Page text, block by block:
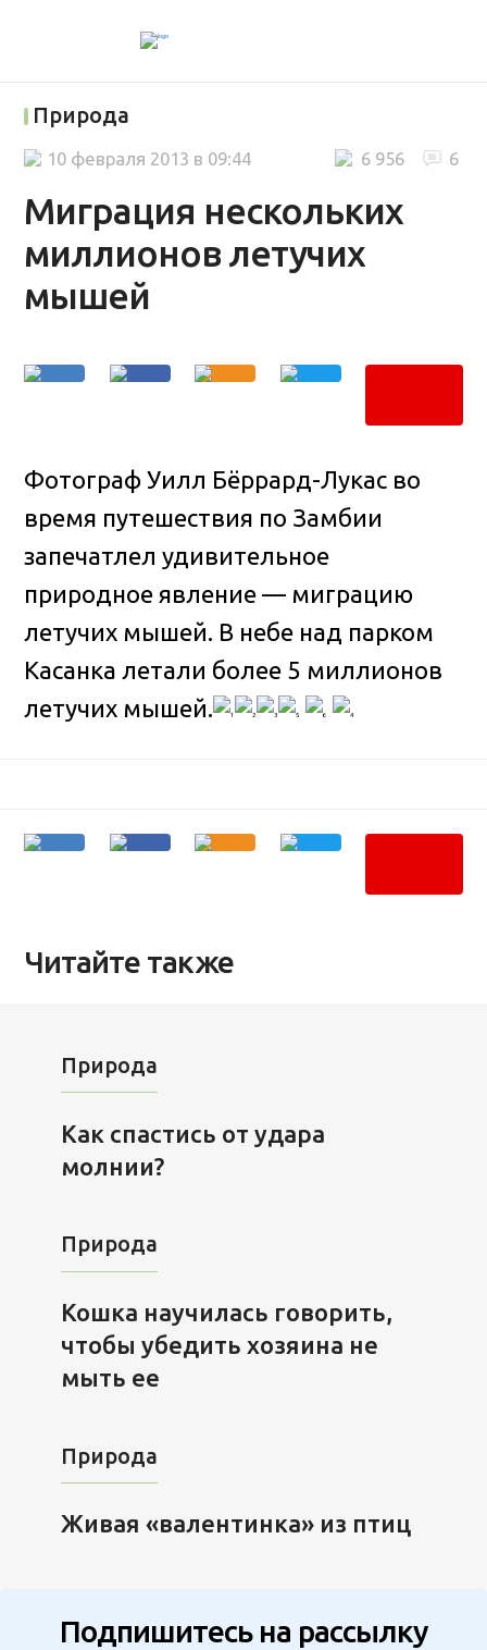
Природа
Миграция нескольких
миллионов летучих
мышей
6
6 956
10 февраля 2013 в 09:44
Фотограф Уилл Бёррард-Лукас во
время путешествия по Замбии
запечатлел удивительное
природное явление — миграцию
летучих мышей. В небе над парком
Касанка летали более 5 миллионов
летучих мышей.
Читайте также
Природа
Как спастись от удара
молнии?
Природа
Кошка научилась говорить,
чтобы убедить хозяина не
мыть ее
Природа
Живая «валентинка» из птиц
Подпишитесь на рассылку